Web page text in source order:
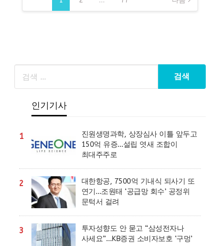
이
인기기사
1
진원생명과학, 상장심사 이틀 앞두고
150억 유증…설립 엿새 조합이
최대주주로
2
대한항공, 7500억 기내식 되사기 또
연기…조원태 ‘공급망 회수’ 공정위
문턱서 걸려
3
투자성향도 안 묻고 “삼성전자나
사세요”…KB증권 소비자보호 ‘구멍’